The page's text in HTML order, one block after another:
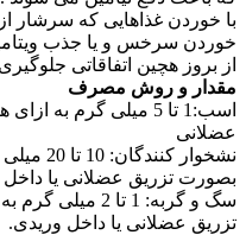
با خوردن غذاهایی که سرشار
خوردن سرخس و یا جذب
از بروز هچین اتفاقاتی
مقدار و روش مصرف
اسب:1 تا 5 میلی گرم
عضلانی
نشخوار
بصورت تزریق عضلانی یا داخل
سگ و گربه: 1 تا
تزریق عضلانی یا داخل وریدی.